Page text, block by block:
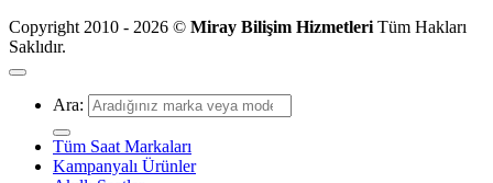
Copyright 2010 - 2026 © Miray Bilişim Hizmetleri Tüm Hakları
Saklıdır.
Ara:
Tüm Saat Markaları
Kampanyalı Ürünler